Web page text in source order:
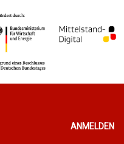
ANMELDEN